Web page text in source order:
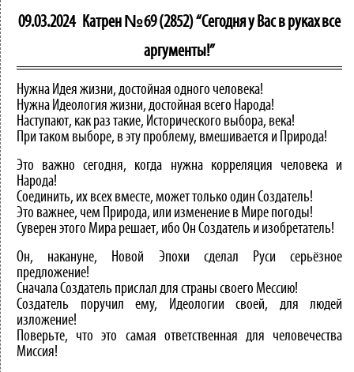
09.03.2024 Катрен №69 (2852) “Сегодня у Вас в руках все
аргументы!”
Нужна Идея жизни, достойная одного человека!
Нужна Идеология жизни, достойная всего Народа!
Наступают, как раз такие, Исторического выбора, века!
При таком выборе, в эту проблему, вмешивается и Природа!
Это важно сегодня, когда нужна корреляция человека и
Народа!
Соединить, их всех вместе, может только один Создатель!
Это важнее, чем Природа, или изменение в Мире погоды!
Суверен этого Мира решает, ибо Он Создатель и изобретатель!
Он, накануне, Новой Эпохи сделал Руси серьёзное
предложение!
Сначала Создатель прислал для страны своего Мессию!
Создатель поручил ему, Идеологии своей, для людей
изложение!
Поверьте, что это самая ответственная для человечества
Миссия!